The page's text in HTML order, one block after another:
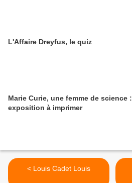
L'Affaire Dreyfus, le quiz
Marie Curie, une femme de science :
exposition à imprimer
< Louis Cadet Louis